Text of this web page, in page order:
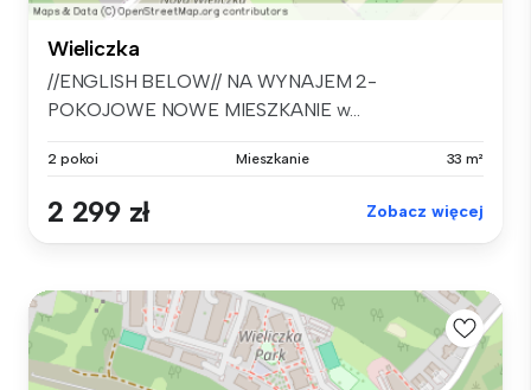
Wieliczka
//ENGLISH BELOW// NA WYNAJEM 2-
POKOJOWE NOWE MIESZKANIE w...
2 pokoi Mieszkanie 33 m²
2 299 zł Zobacz więcej